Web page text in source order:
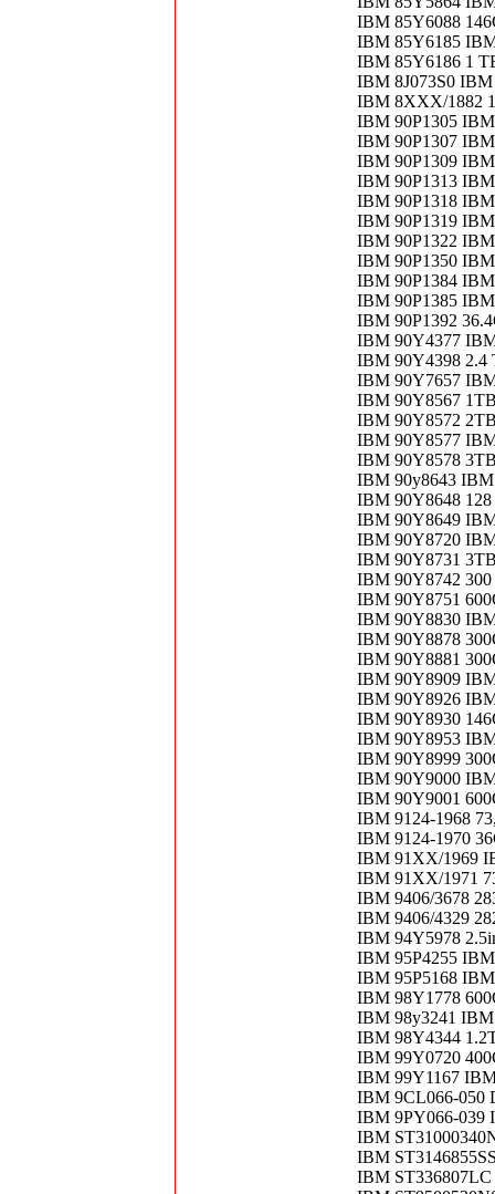
IBM 85Y6088
IBM 85Y6185
IBM 85Y6186 1
IBM 8J073S0
IBM 8XXX/1882
IBM 90P1305
IBM 90P1307
IBM 90P1309
IBM 90P1313
IBM 90P1318
IBM 90P1319
IBM 90P1322
IBM 90P1350
IBM 90P1384
IBM 90P1385
IBM 90P1392
IBM 90Y4377
IBM 90Y4398 2.4
IBM 90Y7657
IBM 90Y8567
IBM 90Y8572
IBM 90Y8577
IBM 90Y8578
IBM 90y8643
IBM 90Y8648
IBM 90Y8649
IBM 90Y8720
IBM 90Y8731
IBM 90Y8742
IBM 90Y8751
IBM 90Y8830
IBM 90Y8878
IBM 90Y8881
IBM 90Y8909
IBM 90Y8926
IBM 90Y8930
IBM 90Y8953
IBM 90Y8999
IBM 90Y9000
IBM 90Y9001
IBM 9124-1968
IBM 9124-1970
IBM 91XX/1969
IBM 91XX/1971
IBM 9406/3678
IBM 9406/4329
IBM 94Y5978
IBM 95P4255
IBM 95P5168
IBM 98Y1778
IBM 98y3241
IBM 98Y4344
IBM 99Y0720
IBM 99Y1167
IBM 9CL066-050
IBM 9PY066-039
IBM
IBM
IBM